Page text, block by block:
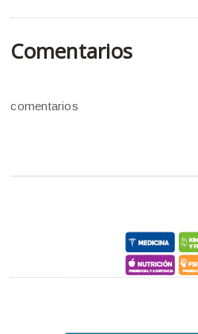
Comentarios
comentarios